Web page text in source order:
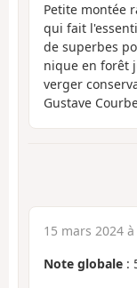
Petite montée
qui fait
de superbes
nique en forêt
verger
Gustave
15 mars 2024 à
Note globale :